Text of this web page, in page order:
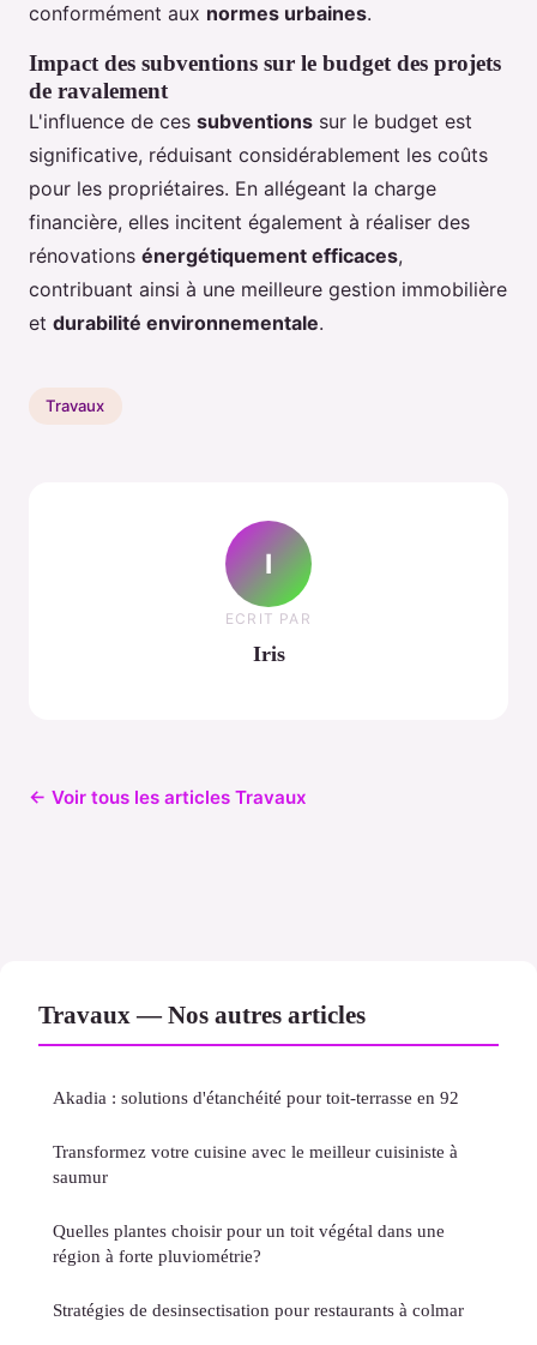
conformément aux normes urbaines.
Impact des subventions sur le budget des projets
de ravalement
L'influence de ces subventions sur le budget est
significative, réduisant considérablement les coûts
pour les propriétaires. En allégeant la charge
financière, elles incitent également à réaliser des
rénovations énergétiquement efficaces,
contribuant ainsi à une meilleure gestion immobilière
et durabilité environnementale.
Travaux
I
ECRIT PAR
Iris
← Voir tous les articles Travaux
Travaux — Nos autres articles
Akadia : solutions d'étanchéité pour toit-terrasse en 92
Transformez votre cuisine avec le meilleur cuisiniste à
saumur
Quelles plantes choisir pour un toit végétal dans une
région à forte pluviométrie?
Stratégies de desinsectisation pour restaurants à colmar